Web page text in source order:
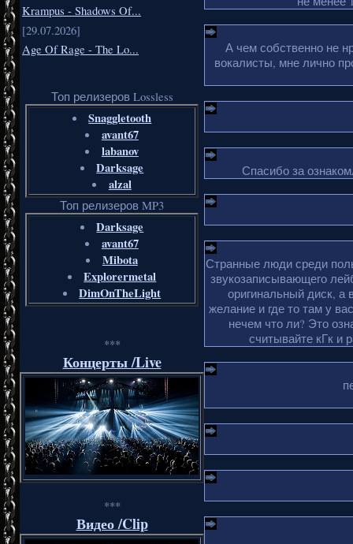
Krampus - Shadows Of...
[29.07.2026]
Age Of Rage - The Lo...
Топ релизеров Lossless
Snaggletooth
avant67
labanov
Darksage
alzal
Топ релизеров MP3
Darksage
avant67
Mibota
Explorermetal
DimOnTheLight
***
Концерты /Live
***
Видео /Clip
А чем собственно не
вокалисты, мне лично
Спасибо за
Странные люди среди
звукозаписывающего
оригинальный диск, а
желание и где то там у
нечем что ли? Это
считывайте кГк и